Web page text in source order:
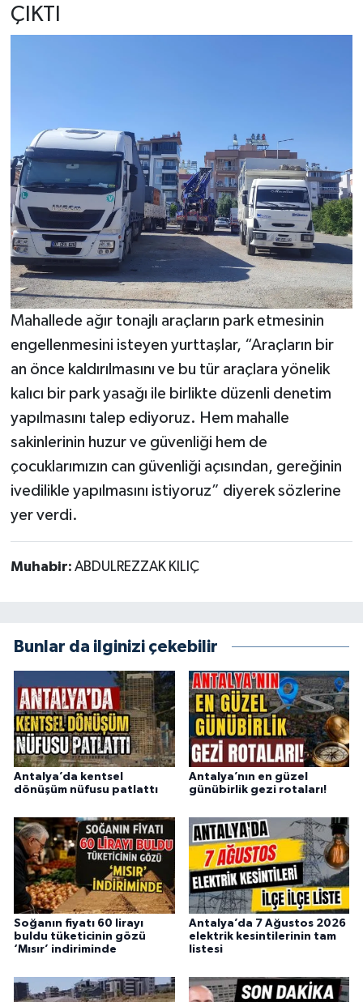
ÇIKTI
Mahallede ağır tonajlı araçların park etmesinin
engellenmesini isteyen yurttaşlar, “Araçların bir
an önce kaldırılmasını ve bu tür araçlara yönelik
kalıcı bir park yasağı ile birlikte düzenli denetim
yapılmasını talep ediyoruz. Hem mahalle
sakinlerinin huzur ve güvenliği hem de
çocuklarımızın can güvenliği açısından, gereğinin
ivedilikle yapılmasını istiyoruz” diyerek sözlerine
yer verdi.
Muhabir: ABDULREZZAK KILIÇ
Bunlar da ilginizi çekebilir
Antalya’da kentsel
dönüşüm nüfusu patlattı
Antalya’nın en güzel
günübirlik gezi rotaları!
Soğanın fiyatı 60 lirayı
buldu tüketicinin gözü
‘Mısır’ indiriminde
Antalya’da 7 Ağustos 2026
elektrik kesintilerinin tam
listesi